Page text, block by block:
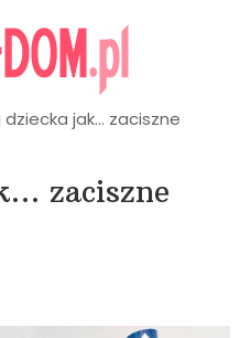
dziecka jak… zaciszne
zaciszne